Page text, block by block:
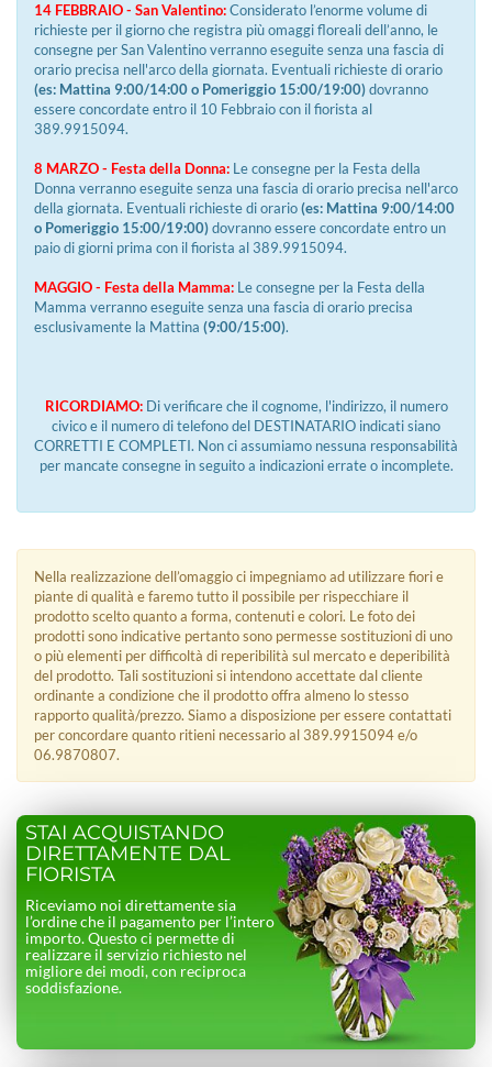
14 FEBBRAIO - San Valentino:Considerato l’enorme volume di
richieste per il giorno che registra più omaggi floreali dell’anno, le
consegne per San Valentino verranno eseguite senza una fascia di
orario precisa nell'arco della giornata. Eventuali richieste di orario
(es: Mattina 9:00/14:00 o Pomeriggio 15:00/19:00)dovranno
essere concordate entro il 10 Febbraio con il fiorista al
389.9915094.
8 MARZO - Festa della Donna: Le consegne per la Festa della
Donna verranno eseguite senza una fascia di orario precisa nell'arco
della giornata. Eventuali richieste di orario(es: Mattina 9:00/14:00
o Pomeriggio 15:00/19:00)dovranno essere concordate entro un
paio di giorni prima con il fiorista al 389.9915094.
MAGGIO - Festa della Mamma: Le consegne per la Festa della
Mamma verranno eseguite senza una fascia di orario precisa
esclusivamente la Mattina (9:00/15:00).
RICORDIAMO:Di verificare che il cognome, l'indirizzo, il numero
civico e il numero di telefono del DESTINATARIO indicati siano
CORRETTI E COMPLETI. Non ci assumiamo nessuna responsabilità
per mancate consegne in seguito a indicazioni errate o incomplete.
Nella realizzazione dell’omaggio ci impegniamo ad utilizzare fiori e
piante di qualità e faremo tutto il possibile per rispecchiare il
prodotto scelto quanto a forma, contenuti e colori. Le foto dei
prodotti sono indicative pertanto sono permesse sostituzioni di uno
o più elementi per difficoltà di reperibilità sul mercato e deperibilità
del prodotto. Tali sostituzioni si intendono accettate dal cliente
ordinante a condizione che il prodotto offra almeno lo stesso
rapporto qualità/prezzo. Siamo a disposizione per essere contattati
per concordare quanto ritieni necessario al 389.9915094 e/o
06.9870807.
STAI ACQUISTANDO
DIRETTAMENTE DAL
FIORISTA
Riceviamo noi direttamente sia
l’ordine che il pagamento per l’intero
importo. Questo ci permette di
realizzare il servizio richiesto nel
migliore dei modi, con reciproca
soddisfazione.